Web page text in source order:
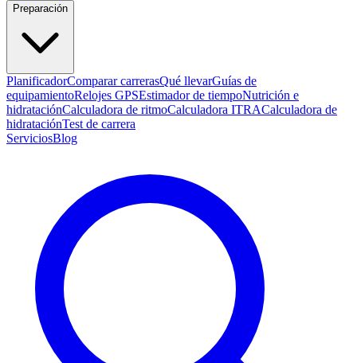
Preparación
PlanificadorComparar carrerasQué llevarGuías de
equipamientoRelojes GPSEstimador de tiempoNutrición e
hidrataciónCalculadora de ritmoCalculadora ITRACalculadora de
hidrataciónTest de carrera
ServiciosBlog